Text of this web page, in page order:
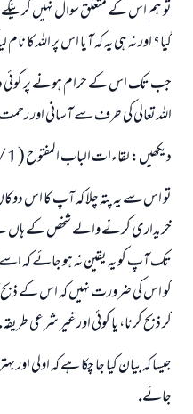
تو ہم اس كے متعلق سوال نہيں
گيا؟ اور نہ ہى يہ كہ آيا اس پر اللہ كا نام
جب تك اس كے حرام ہونے پر كوئى
اللہ تعالى كى طرف سے آسانى اور
ديكھيں: لقاءات الباب المفتوح ( 1 / 77 ) اختصار كے ساتھ.
تو اس سے يہ پتہ چلا كہ آپ كا اس
خريدارى كرنے والے شخص كے ہاں
تك آپ كو يہ يقين نہ ہو جائے كہ
كو اس كى ضرورت نہيں كہ اس كے ذبح كا
كر ذبح كرنا، يا كوئى اور غير شرعى طريقہ.
جيسا كہ بيان كيا جا چكا ہے كہ اولى
جائے.